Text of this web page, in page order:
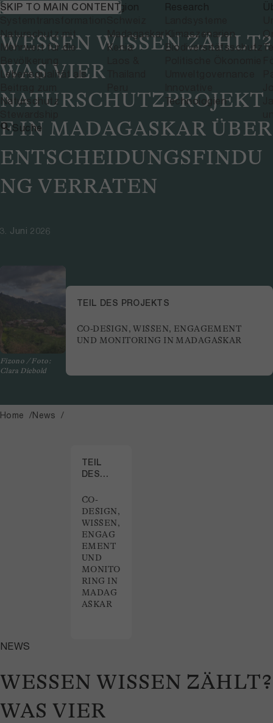
SKIP TO MAIN CONTENT
Themen
Naturschutz mit
Mehrwert für die
Lebensqualität als
Naturschutz
Region
Madagaskar
Kenia
Klimaszenarien
Biodiversitätsschutz
Technologien
Suche
WESSEN WISSEN ZÄHLT?
WAS VIER
NATURSCHUTZPROJEKT
E IN MADAGASKAR ÜBER
ENTSCHEIDUNGSFINDU
NG VERRATEN
NEWS
3. Juni 2026
Fizono / Foto:
Clara Diebold
TEIL DES PROJEKTS
CO-DESIGN, WISSEN, ENGAGEMENT
UND MONITORING IN MADAGASKAR
Home News
WESSEN WISSEN ZÄHLT?
WAS VIER
NEWS
TEIL
DES
CO-
DESIGN,
WISSEN,
ENGAG
EMENT
UND
MONITO
RING IN
MADAG
ASKAR